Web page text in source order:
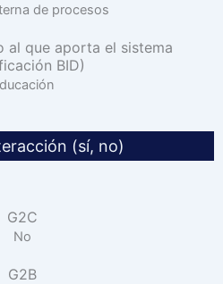
de procesos
al que aporta el sistema
BID)
(sí, no)
G2C
No
G2B